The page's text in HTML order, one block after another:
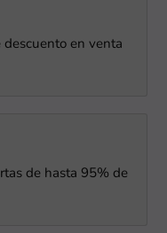
descuento en venta
de hasta 95% de